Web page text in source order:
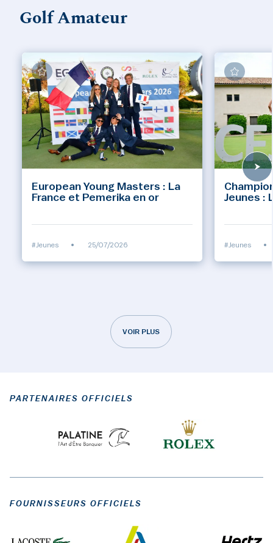
Golf Amateur
European Young Masters : La
France et Pemerika en or
#Jeunes • 25/07/2026
Jeunes :
#Jeunes •
VOIR PLUS
PARTENAIRES OFFICIELS
FOURNISSEURS OFFICIELS